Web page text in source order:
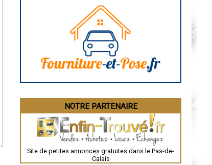
Brive-la-Gaillarde
Guéret
Besançon
Évreux
Chartres
Nîmes
Auch
NOTRE PARTENAIRE
Site de petites annonces gratuites dans le Pas-de-
Calais